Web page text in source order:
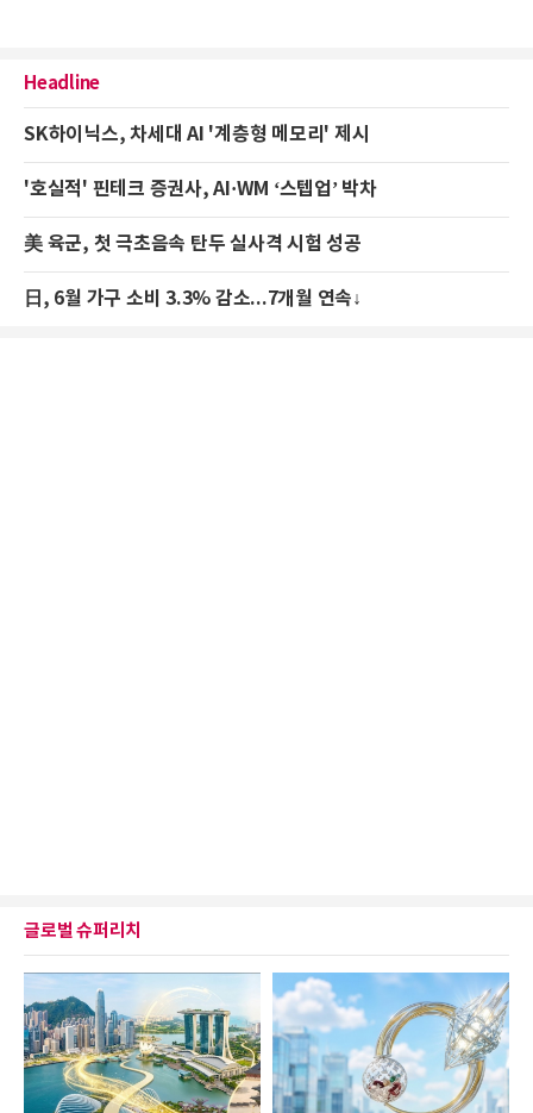
Headline
SK하이닉스, 차세대 AI '계층형 메모리' 제시
'호실적' 핀테크 증권사, AI·WM ‘스텝업’ 박차
美 육군, 첫 극초음속 탄두 실사격 시험 성공
日, 6월 가구 소비 3.3% 감소...7개월 연속↓
글로벌 슈퍼리치